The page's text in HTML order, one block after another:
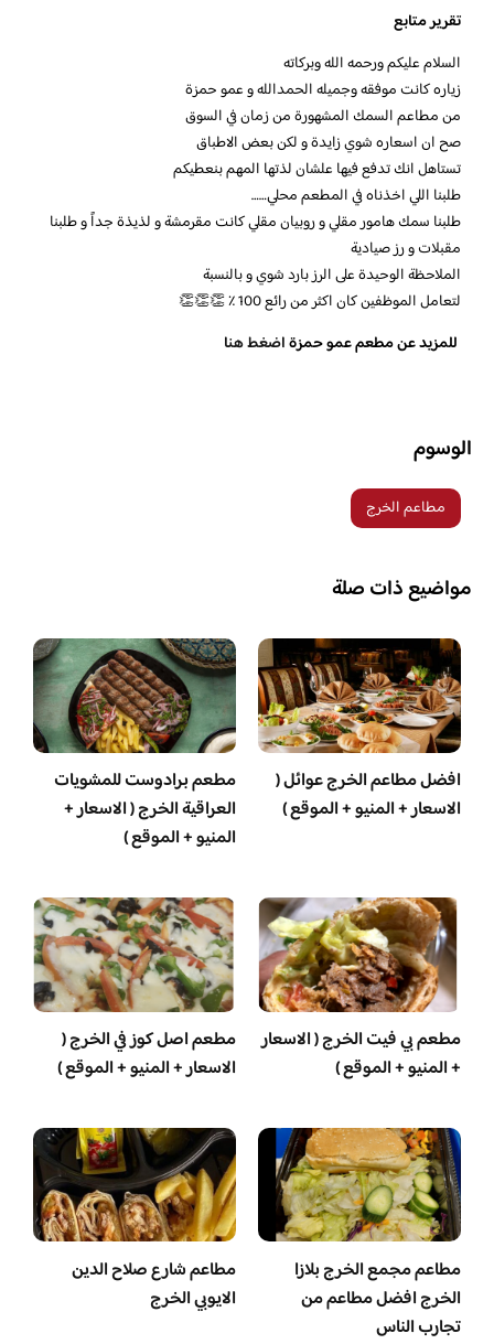
تقرير متابع
السلام عليكم ورحمه الله وبركاته
زياره كانت موفقه وجميله الحمدالله و عمو حمزة
من مطاعم السمك المشهورة من زمان في السوق
صح ان اسعاره شوي زايدة و لكن بعض الاطباق
تستاهل انك تدفع فيها علشان لذتها المهم بنعطيكم
طلبنا اللي اخذناه في المطعم محلي……
طلبنا سمك هامور مقلي و روبيان مقلي كانت مقرمشة و لذيذة جداً و طلبنا
مقبلات و رز صيادية
الملاحظة الوحيدة على الرز بارد شوي و بالنسبة
لتعامل الموظفين كان اكثر من رائع 100 ٪ 👏👏👏
للمزيد عن مطعم عمو حمزةاضغط هنا
الوسوم
مطاعم الخرج
مواضيع ذات صلة
افضل مطاعم الخرج عوائل (
الاسعار + المنيو + الموقع )
مطعم برادوست للمشويات
العراقية الخرج ( الاسعار +
المنيو + الموقع )
مطعم بي فيت الخرج ( الاسعار
+ المنيو + الموقع )
مطعم اصل كوز في الخرج (
الاسعار + المنيو + الموقع )
مطاعم مجمع الخرج بلازا
الخرج افضل مطاعم من
تجارب الناس
مطاعم شارع صلاح الدين
الايوبي الخرج